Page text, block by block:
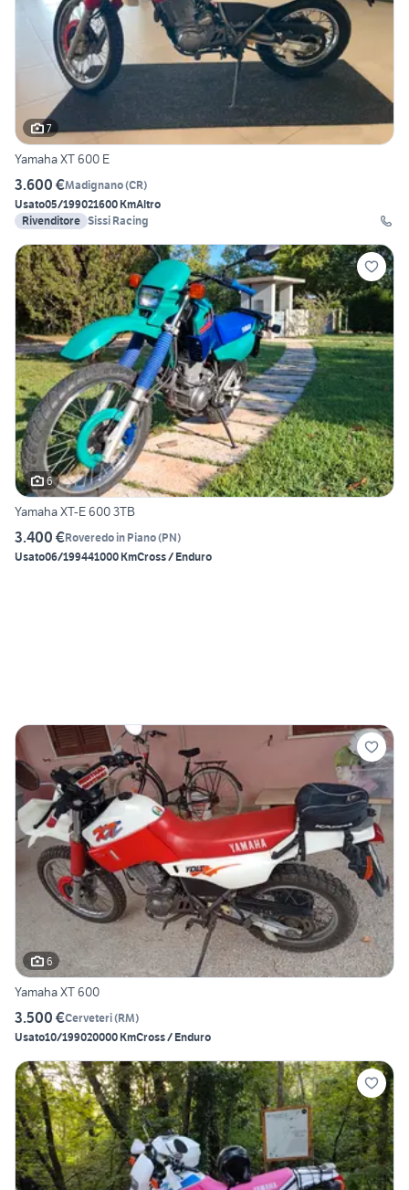
7
Yamaha XT 600 E
3.600 €Madignano(CR)
Usato05/199021600 KmAltro
Rivenditore Sissi Racing
6
Yamaha XT-E 600 3TB
3.400 €Roveredo in Piano(PN)
Usato06/199441000 KmCross / Enduro
6
Yamaha XT 600
3.500 €Cerveteri(RM)
Usato10/199020000 KmCross / Enduro